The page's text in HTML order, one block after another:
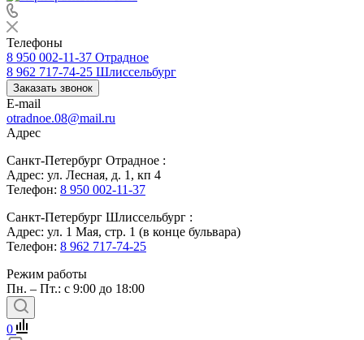
Телефоны
8 950 002-11-37 Отрадное
8 962 717-74-25 Шлиссельбург
Заказать звонок
E-mail
otradnoe.08@mail.ru
Адрес
Санкт-Петербург Отрадное :
Адрес: ул. Лесная, д. 1, кп 4
Телефон: 8 950 002-11-37
Санкт-Петербург Шлиссельбург :
Адрес: ул. 1 Мая, стр. 1 (в конце бульвара)
Телефон: 8 962 717-74-25
Режим работы
Пн. – Пт.: с 9:00 до 18:00
0